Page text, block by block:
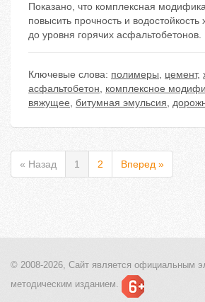
Показано, что комплексная
повысить прочность и
до уровня горячих асфальтобетонов.
Ключевые слова: полимеры, цемент,
асфальтобетон, комплексное
вяжущее, битумная эмульсия,
« Назад 1 2 Вперед »
© 2008-2026, Сайт является официальным
методическим изданием.